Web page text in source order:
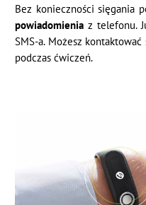
Bez konieczności sięgania
powiadomieniaz telefonu.
SMS-a. Możesz
podczas ćwiczeń.